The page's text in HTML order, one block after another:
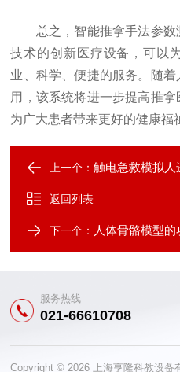
总之，智能推拿手法参数
技术的创新医疗设备，可以
业、科学、便捷的服务。随
用，该系统将进一步提高推
为广大患者带来更好的健康福
上一个：触电急救模拟人进行
返回列表
下一个： 人体骨骼模型
服务热线
021-66610708
Copyright © 2026 上海亨隆科教设